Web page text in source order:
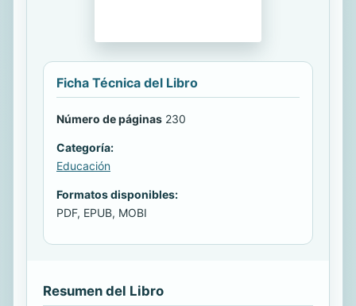
Ficha Técnica del Libro
Número de páginas 230
Categoría:
Educación
Formatos disponibles:
PDF, EPUB, MOBI
Resumen del Libro